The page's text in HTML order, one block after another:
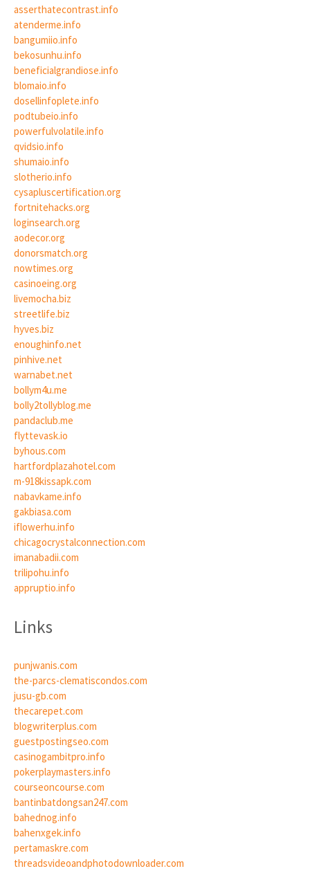
asserthatecontrast.info
atenderme.info
bangumiio.info
bekosunhu.info
beneficialgrandiose.info
blomaio.info
dosellinfoplete.info
podtubeio.info
powerfulvolatile.info
qvidsio.info
shumaio.info
slotherio.info
cysapluscertification.org
fortnitehacks.org
loginsearch.org
aodecor.org
donorsmatch.org
nowtimes.org
casinoeing.org
livemocha.biz
streetlife.biz
hyves.biz
enoughinfo.net
pinhive.net
warnabet.net
bollym4u.me
bolly2tollyblog.me
pandaclub.me
flyttevask.io
byhous.com
hartfordplazahotel.com
m-918kissapk.com
nabavkame.info
gakbiasa.com
iflowerhu.info
chicagocrystalconnection.com
imanabadii.com
trilipohu.info
appruptio.info
Links
punjwanis.com
the-parcs-clematiscondos.com
jusu-gb.com
thecarepet.com
blogwriterplus.com
guestpostingseo.com
casinogambitpro.info
pokerplaymasters.info
courseoncourse.com
bantinbatdongsan247.com
bahednog.info
bahenxgek.info
pertamaskre.com
threadsvideoandphotodownloader.com